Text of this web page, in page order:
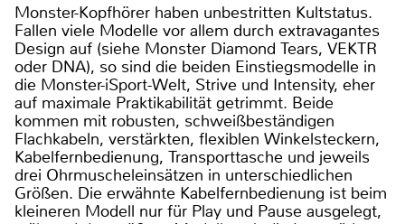
Monster-Kopfhörer haben unbestritten Kultstatus.
Fallen viele Modelle vor allem durch extravagantes
Design auf (siehe Monster Diamond Tears, VEKTR
oder DNA), so sind die beiden Einstiegsmodelle in
die Monster-iSport-Welt, Strive und Intensity, eher
auf maximale Praktikabilität getrimmt. Beide
kommen mit robusten, schweißbeständigen
Flachkabeln, verstärkten, flexiblen Winkelsteckern,
Kabelfernbedienung, Transporttasche und jeweils
drei Ohrmuscheleinsätzen in unterschiedlichen
Größen. Die erwähnte Kabelfernbedienung ist beim
kleineren Modell nur für Play und Pause ausgelegt,